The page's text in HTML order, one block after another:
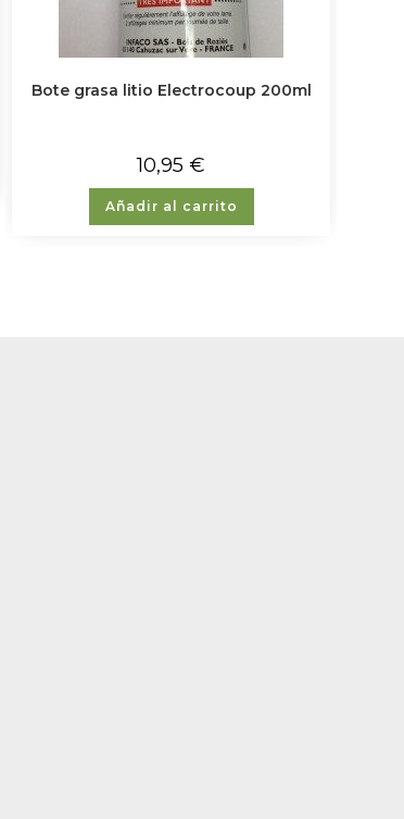
Bote grasa litio Electrocoup 200ml
10,95 €
Añadir al carrito